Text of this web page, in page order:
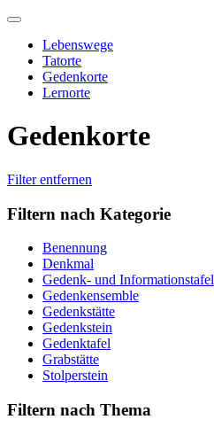
Skip
contentLebenswege
Tatorte
Gedenkorte
Lernorte
Gedenkorte
Filter entfernen
Filtern nach Kategorie
Benennung
Denkmal
Gedenk- und Informationstafel
Gedenkensemble
Gedenkstätte
Gedenkstein
Gedenktafel
Grabstätte
Stolperstein
Filtern nach Thema